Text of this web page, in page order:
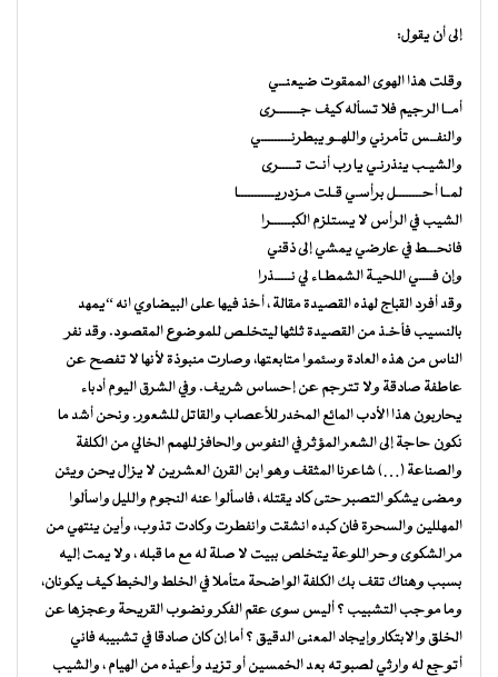
إلى أن يقول:
وقلت هذا الهوى الممقوت ضيعنــي
أمــا الرجيم فلا تسأله كيف جـــــــرى
والنفــس تأمرني واللهــو يبطرنـــــــــي
والشيـب ينذرنـي يا رب أنـت تـــــرى
لمــا أحــــــــل برأسـي قـلت مـزدريـــــــــــا
الشيب في الرأس لا يستلزم الكبــــــرا
فانحـــط في عارضي يمشي إلى ذقني
وإن فــــي اللحيـة الشمطـاء لي نـــــذرا
وقد أفرد القباج لهذه القصيدة مقالة ، أخذ فيها على البيضاوي انه “يمهد
بالنسيب فأخـذ من القصيدة ثلثها ليتخلـص للموضوع المقصود. وقد نفر
الناس من هذه العادة وسئموا متابعتها، وصارت منبوذة لأنها لا تفصح عن
عاطفة صادقة ولا تترجم عن إحساس شريف. وفي الشرق اليوم أدباء
يحاربون هذا الأدب المائع المخدر للأعصاب والقاتل للشعور. ونحن أشد ما
نكون حاجة إلى الشعر المؤثر في النفوس والحافز للهمم الخالي من الكلفة
والصناعة (…) شاعرنا المثقف وهو ابن القرن العشرين لا يزال يحن ويئن
ومضى يشكو التصبر حتى كاد يقتله ، فاسألوا عنه النجوم والليل واسألوا
المهللين والسحرة فان كبده انشقت وانفطرت وكادت تذوب، وأين ينتهي من
مر الشكوى وحر اللوعة يتخلص ببيت لا صلة له مع ما قبله ، ولا يمت إليه
بسبب وهناك تقف بك الكلفة الواضحة متأملا في الخلط والخبط كيف يكونان،
وما موجب التشبيب ؟ أليس سوى عقم الفكر ونضوب القريحة وعجزها عن
الخلق والابتكار وإيجاد المعنى الدقيق ؟ أما إن كان صادقا في تشبيبه فاني
أتوجع له وارثي لصبوته بعد الخمسين أو تزيد وأعيذه من الهيام ، والشيب